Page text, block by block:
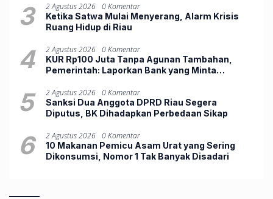
3 2 Agustus 2026 0 Komentar
Ketika Satwa Mulai Menyerang, Alarm Krisis
Ruang Hidup di Riau
4 2 Agustus 2026 0 Komentar
KUR Rp100 Juta Tanpa Agunan Tambahan,
Pemerintah: Laporkan Bank yang Minta
5 2 Agustus 2026 0 Komentar
Sanksi Dua Anggota DPRD Riau Segera
Diputus, BK Dihadapkan Perbedaan Sikap
6 2 Agustus 2026 0 Komentar
10 Makanan Pemicu Asam Urat yang Sering
Dikonsumsi, Nomor 1 Tak Banyak Disadari